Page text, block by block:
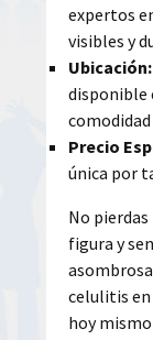
expertos
visibles y
Ubicación:
disponible
Precio
única por
No
figura y
celulitis en
hoy